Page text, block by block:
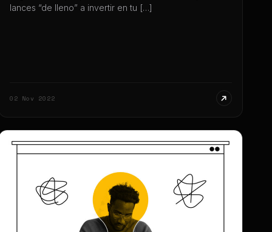
lances “de lleno” a invertir en tu […]
02 Nov 2022